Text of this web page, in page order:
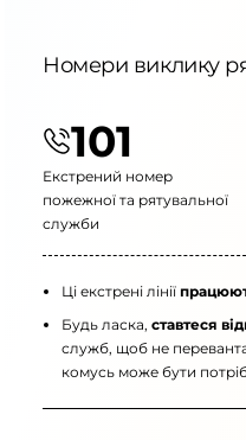
Номери виклику
101
Екстрений номер
пожежної та рятувальної
служби
Ці екстрені лінії
Будь ласка, ставтеся
служб, щоб не
комусь може бути